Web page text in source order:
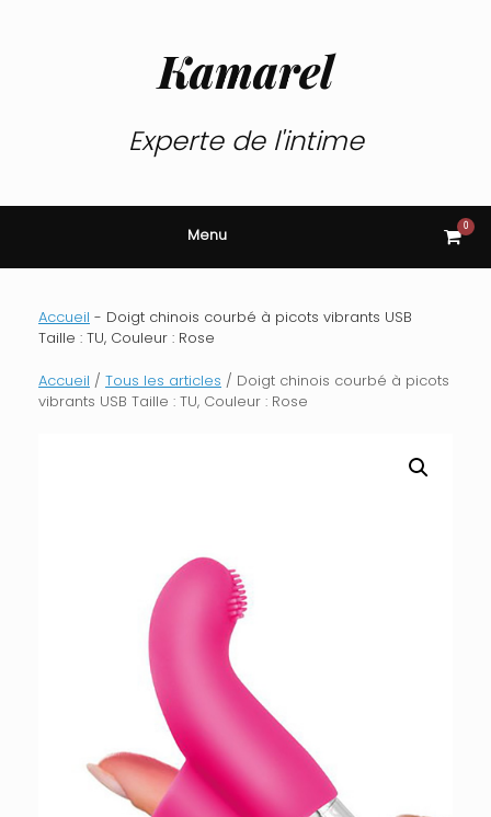
Kamarel
Experte de l'intime
Menu View
cart
0
Accueil - Doigt chinois courbé à picots vibrants USB
Taille : TU, Couleur : Rose
Accueil / Tous les articles / Doigt chinois courbé à picots
vibrants USB Taille : TU, Couleur : Rose